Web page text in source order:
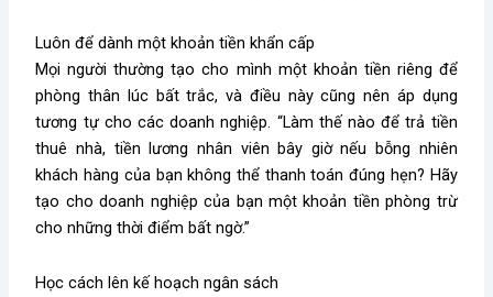
Luôn để dành một khoản tiền khẩn cấp
Mọi người thường tạo cho mình một khoản tiền riêng để
phòng thân lúc bất trắc, và điều này cũng nên áp dụng
tương tự cho các doanh nghiệp. “Làm thế nào để trả tiền
thuê nhà, tiền lương nhân viên bây giờ nếu bỗng nhiên
khách hàng của bạn không thể thanh toán đúng hẹn? Hãy
tạo cho doanh nghiệp của bạn một khoản tiền phòng trừ
cho những thời điểm bất ngờ.”
Học cách lên kế hoạch ngân sách